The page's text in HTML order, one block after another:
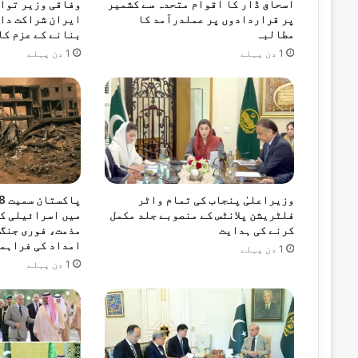
13 گھنٹے پہلے
ں
گ
ے
اسحاق ڈار کا اقوام متحدہ سے کشمیر
پر قراردادوں پر عملدرآمد کا
مطالبہ
1 دن پہلے
وفاقی وزیر
ایران شراکت
بنانے کے عزم
1 دن پہلے
وزیراعلیٰ پنجاب کی تمام واٹر
فلٹریشن پلانٹس کے منصوبے جلد مکمل
کرنے کی ہدایت
1 دن پہلے
میں اسرائیلی
مذمت، فوری
امداد کی
1 دن پہلے